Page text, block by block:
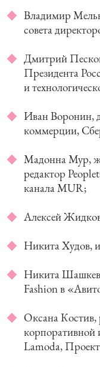
Владимир
совета
Дмитрий
Президента
и
Иван Воронин,
коммерции,
Мадонна Мур,
редактор
канала MUR;
Алексей
Никита Худов,
Никита
Fashion в
Оксана Костив,
корпоративной
Lamoda,